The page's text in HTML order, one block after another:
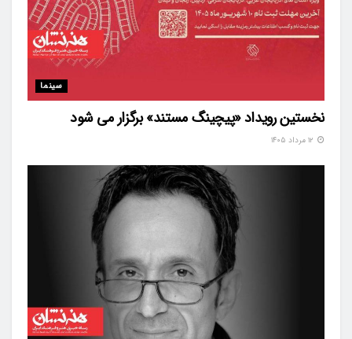
سینما
نخستین رویداد «پیچینگ مستند» برگزار می شود